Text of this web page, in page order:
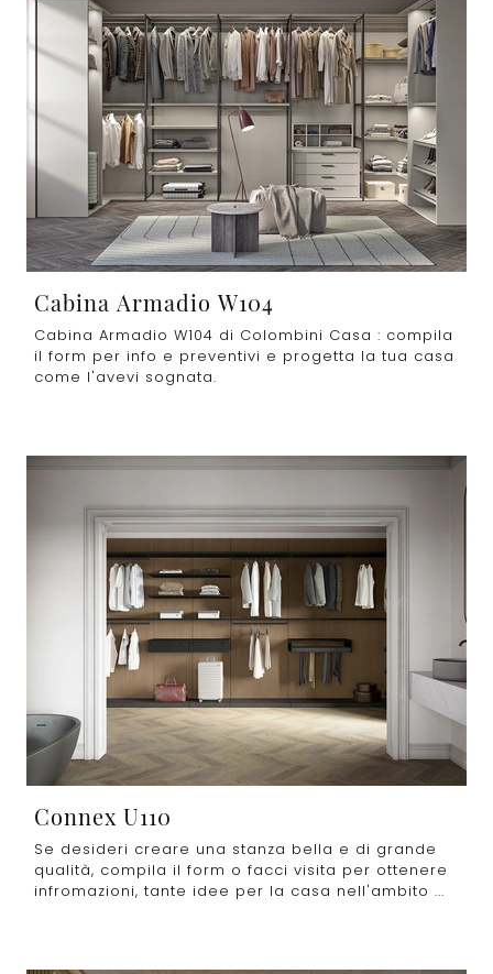
Cabina Armadio W104
Cabina Armadio W104 di Colombini Casa : compila
il form per info e preventivi e progetta la tua casa
come l'avevi sognata.
Connex U110
Se desideri creare una stanza bella e di grande
qualità, compila il form o facci visita per ottenere
infromazioni, tante idee per la casa nell'ambito ...